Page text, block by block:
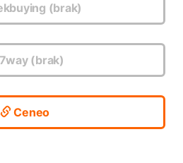
(brak)
7way (brak)
Ceneo